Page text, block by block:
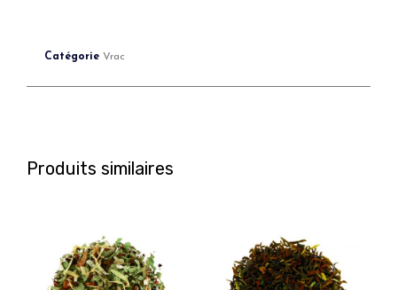
Catégorie Vrac
Produits similaires